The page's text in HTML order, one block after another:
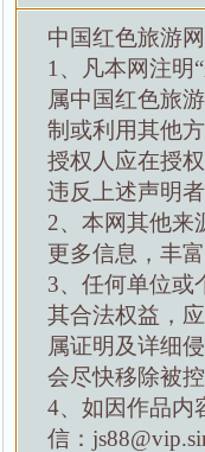
中国红色旅游
1、凡本网注明
属中国红色旅
制或利用其他
授权人应在授
违反上述声明
2、本网其他来
更多信息，丰
3、任何单位或
其合法权益，
属证明及详细
会尽快移除被
4、如因作品内
信：